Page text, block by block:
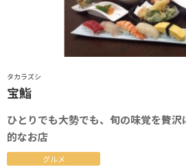
タカラズシ
宝鮨
ひとりでも大勢でも、旬の味覚を贅
的なお店
グルメ